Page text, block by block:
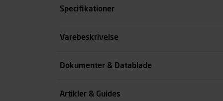
Specifikationer
Størrelse
Varebeskrivelse
Dokumenter & Datablade
Artikler & Guides